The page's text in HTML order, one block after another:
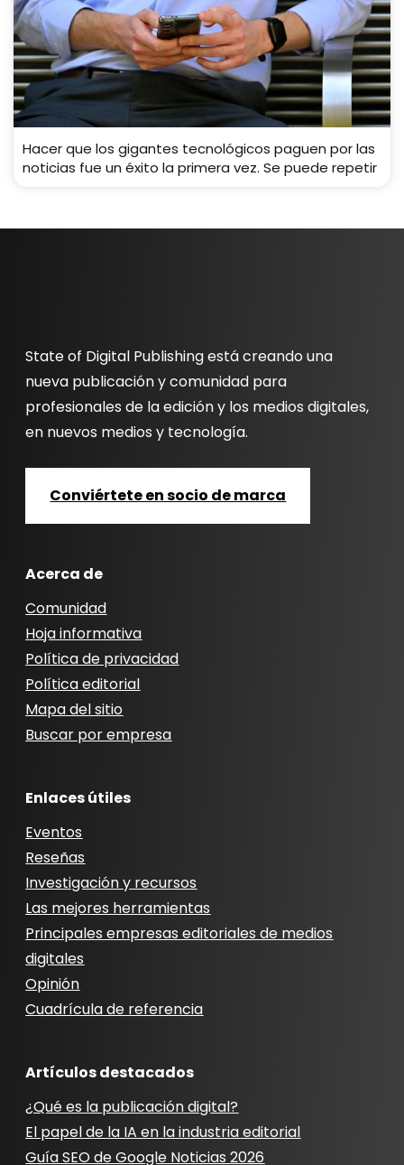
Hacer que los gigantes tecnológicos paguen por las
noticias fue un éxito la primera vez. Se puede repetir
State of Digital Publishing está creando una
nueva publicación y comunidad para
profesionales de la edición y los medios digitales,
en nuevos medios y tecnología.
Conviértete en socio de marca
Acerca de
Comunidad
Hoja informativa
Política de privacidad
Política editorial
Mapa del sitio
Buscar por empresa
Enlaces útiles
Eventos
Reseñas
Investigación y recursos
Las mejores herramientas
Principales empresas editoriales de medios
digitales
Opinión
Cuadrícula de referencia
Artículos destacados
¿Qué es la publicación digital?
El papel de la IA en la industria editorial
Guía SEO de Google Noticias 2026